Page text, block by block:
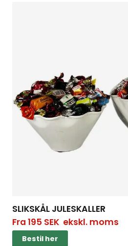
SLIKSKÅL JULESKALLER
Fra 195 SEKekskl. moms
Bestil her